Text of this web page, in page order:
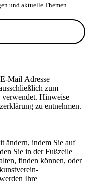
und aktuelle Themen
Mail Adresse
zum
verwendet. Hinweise
zu entnehmen.
ändern, indem Sie auf
Sie in der Fußzeile
finden können, oder
Ihre